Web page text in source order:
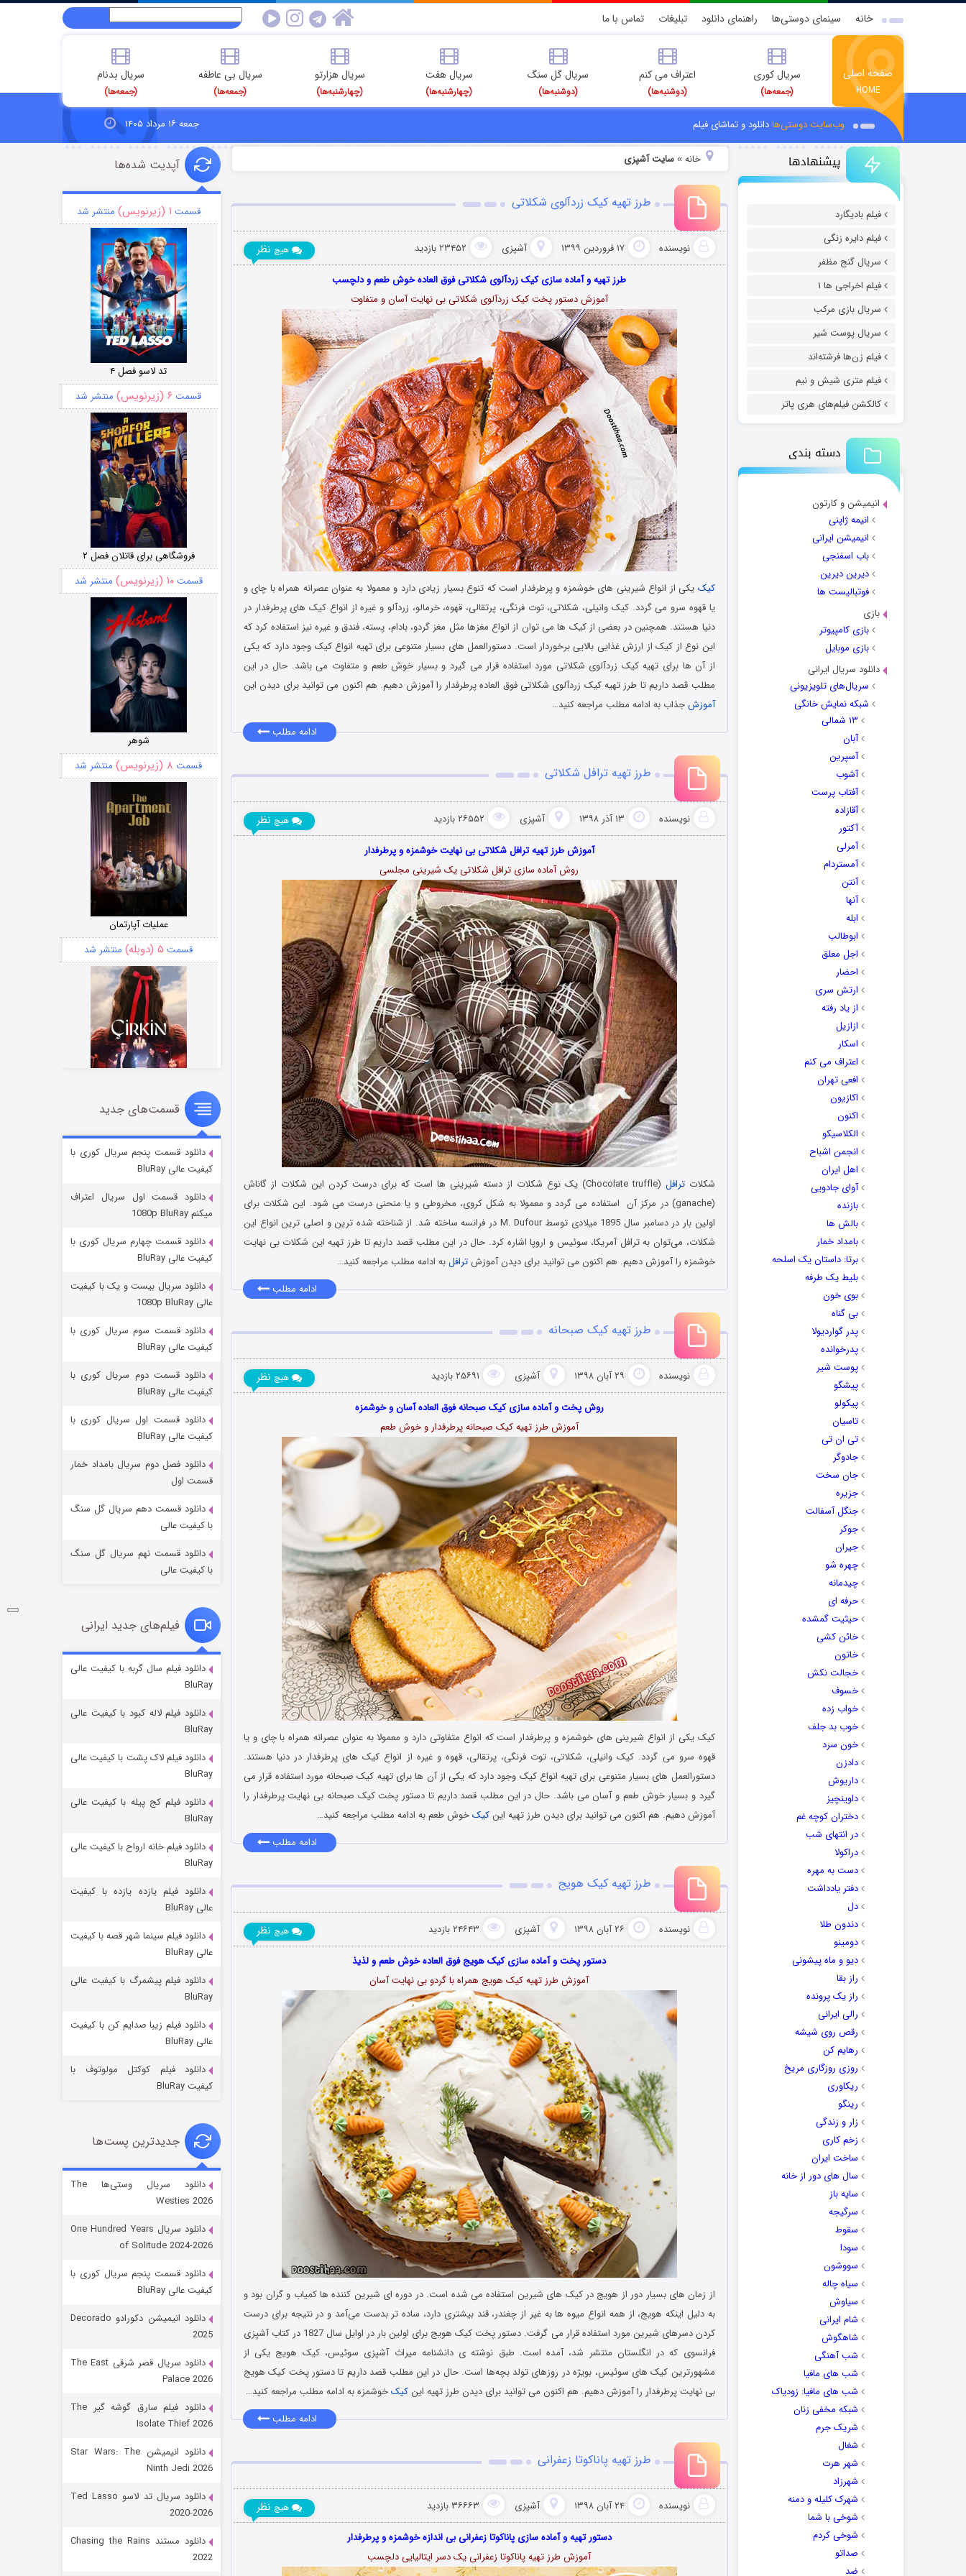
خانه سینمای دوستی‌ها راهنمای دانلود تبلیغات تماس با ما
صفحه اصلی
HOME
سریال کوری
(جمعه‌ها)
اعتراف می کنم
(دوشنبه‌ها)
سریال گل سنگ
(دوشنبه‌ها)
سریال هفت
(چهارشنبه‌ها)
سریال هزارتو
(چهارشنبه‌ها)
سریال بی عاطفه
(جمعه‌ها)
سریال بدنام
(جمعه‌ها)
وب‌سایت دوستی‌هادانلود و تماشای فیلم جمعه ۱۶ مرداد ۱۴۰۵
پیشنهادها
فیلم بادیگارد
فیلم دایره زنگی
سریال گنج مظفر
فیلم اخراجی ها ۱
سریال بازی مرکب
سریال پوست شیر
فیلم زن‌ها فرشته‌اند
فیلم متری شیش و نیم
کالکشن فیلم‌های هری پاتر
دسته بندی
انیمیشن و کارتون
انیمه ژاپنی
انیمیشن ایرانی
باب اسفنجی
دیرین دیرین
فوتبالیست ها
بازی
بازی کامپیوتر
بازی موبایل
دانلود سریال ایرانی
سریال‌های تلویزیونی
شبکه نمایش خانگی
۱۳ شمالی
آبان
آسپرین
آشوب
آفتاب پرست
آقازاده
آکتور
آمرلی
آمستردام
آنتن
آنها
ابله
ابوطالب
اجل معلق
احضار
ارتش سری
از یاد رفته
ازازیل
اسکار
اعتراف می کنم
افعی تهران
اکازیون
اکنون
الکلاسیکو
انجمن اشباح
اهل ایران
آوای جادویی
بازنده
بالش ها
بامداد خمار
برتا: داستان یک اسلحه
بلیط یک‌‌ طرفه
بوی خون
بی گناه
پدر گواردیولا
پدرخوانده
پوست شیر
پیشگو
پیکولو
تاسیان
تی ان تی
جادوگر
جان سخت
جزیره
جنگل آسفالت
جوکر
جیران
چهره شو
چیدمانه
حرفه ای
حیثیت گمشده
خائن کشی
خاتون
خجالت نکش
خسوف
خواب زده
خوب بد جلف
خون سرد
دادزن
داریوش
داوینچیز
دختران کوچه غم
در انتهای شب
دراکولا
دست به مهره
دفتر یادداشت
دل
دندون طلا
دومینو
دیو و ماه پیشونی
راز بقا
راز یک پرونده
رالی ایرانی
رقص روی شیشه
رهایم کن
روزی روزگاری مریخ
ریکاوری
رینگو
زار و زندگی
زخم کاری
ساخت ایران
سال های دور از خانه
سایه باز
سرگیجه
سقوط
سودا
سووشون
سیاه چاله
سیاوش
شام ایرانی
شاهگوش
شب آهنگی
شب های مافیا
شب های مافیا: زودیاک
شبکه مخفی زنان
شریک جرم
شغال
شهر هرت
شهرزاد
شهرک کلیله و دمنه
شوخی با شما
شوخی کردم
صداتو
ضد
خانه» سایت آشپزی
طرز تهیه کیک زردآلوی شکلاتی
نویسنده ۱۷ فروردین ۱۳۹۹ آشپزی ۲۳۴۵۲ بازدید هیچ نظر
طرز تهیه و آماده سازی کیک زردآلوی شکلاتی فوق العاده خوش طعم و دلچسب
آموزش دستور پخت کیک زردآلوی شکلاتی بی نهایت آسان و متفاوت
کیک یکی از انواع شیرینی های خوشمزه و پرطرفدار است که تنوع بسیار زیادی دارد و معمولا به عنوان عصرانه همراه با چای و
یا قهوه سرو می گردد. کیک وانیلی، شکلاتی، توت فرنگی، پرتقالی، قهوه، خرمالو، زردآلو و غیره از انواع کیک های پرطرفدار در
دنیا هستند. همچنین در بعضی از کیک ها می توان از انواع مغزها مثل مغز گردو، بادام، پسته، فندق و غیره نیز استفاده کرد که
این نوع از کیک از ارزش غذایی بالایی برخوردار است. دستورالعمل های بسیار متنوعی برای تهیه انواع کیک وجود دارد که یکی
از آن ها برای تهیه کیک زردآلوی شکلاتی مورد استفاده قرار می گیرد و بسیار خوش طعم و متفاوت می باشد. حال در این
مطلب قصد داریم تا طرز تهیه کیک زردآلوی شکلاتی فوق العاده پرطرفدار را آموزش دهیم. هم اکنون می توانید برای دیدن این
آموزشجذاب به ادامه مطلب مراجعه کنید…
ادامه مطلب
طرز تهیه ترافل شکلاتی
نویسنده ۱۳ آذر ۱۳۹۸ آشپزی ۲۶۵۵۲ بازدید هیچ نظر
آموزش طرز تهیه ترافل شکلاتی بی نهایت خوشمزه و پرطرفدار
روش آماده سازی ترافل شکلاتی یک شیرینی مجلسی
شکلاتترافل
(Chocolate truffle) یک نوع شکلات از دسته شیرینی‌ ها است که برای درست کردن این شکلات از گاناش
(ganache) در مرکز آن استفاده می گردد و معمولا به شکل کروی، مخروطی و یا منحنی درست می شود. این شکلات برای
اولین بار در دسامبر سال 1895 میلادی توسط M. Dufour در فرانسه ساخته شد. از شناخته ‌شده‌ ترین و اصلی‌ ترین انواع این
شکلات، می‌توان به ترافل آمریکا، سوئیس و اروپا اشاره کرد. حال در این مطلب قصد داریم تا طرز تهیه این شکلات بی نهایت
خوشمزه را آموزش دهیم. هم اکنون می توانید برای دیدن آموزشترافلبه ادامه مطلب مراجعه کنید…
ادامه مطلب
طرز تهیه کیک صبحانه
نویسنده ۲۹ آبان ۱۳۹۸ آشپزی ۲۵۶۹۱ بازدید هیچ نظر
روش پخت و آماده سازی کیک صبحانه فوق العاده آسان و خوشمزه
آموزش طرز تهیه کیک صبحانه پرطرفدار و خوش طعم
کیک یکی از انواع شیرینی های خوشمزه و پرطرفدار است که انواع متفاوتی دارد و معمولا به عنوان عصرانه همراه با چای و یا
قهوه سرو می گردد. کیک وانیلی، شکلاتی، توت فرنگی، پرتقالی، قهوه و غیره از انواع کیک های پرطرفدار در دنیا هستند.
دستورالعمل های بسیار متنوعی برای تهیه انواع کیک وجود دارد که یکی از آن ها برای تهیه کیک صبحانه مورد استفاده قرار می
گیرد و بسیار خوش طعم و آسان می باشد. حال در این مطلب قصد داریم تا دستور پخت کیک صبحانه بی نهایت پرطرفدار را
آموزش دهیم. هم اکنون می توانید برای دیدن طرز تهیه اینکیکخوش طعم به ادامه مطلب مراجعه کنید…
ادامه مطلب
طرز تهیه کیک هویج
نویسنده ۲۶ آبان ۱۳۹۸ آشپزی ۲۴۶۴۳ بازدید هیچ نظر
دستور پخت و آماده سازی کیک هویج فوق العاده خوش طعم و لذیذ
آموزش طرز تهیه کیک هویج همراه با گردو بی نهایت آسان
از زمان های بسیار دور از هویج در کیک‌ های شیرین استفاده می شده است. در دوره ‌ای شیرین ‌کننده‌ ها کمیاب و گران بود و
به دلیل اینکه هویج، از همه انواع میوه ها به غیر از چغندر، قند بیشتری دارد، ساده‌ تر بدست می‌آمد و در نتیجه برای درست
کردن دسرهای شیرین مورد استفاده قرار می گرفت. دستور پخت کیک هویج برای اولین بار در اوایل سال 1827 در کتاب آشپزی
فرانسوی که در انگلستان منتشر شد، آمده است. طبق نوشته ی دانشنامه میراث آشپزی سوئیس، کیک هویج یکی از
مشهورترین کیک ‌های سوئیس، بویژه در روزهای تولد بچه‌ها است. حال در این مطلب قصد داریم تا دستور پخت کیک هویج
بی نهایت پرطرفدار را آموزش دهیم. هم اکنون می توانید برای دیدن طرز تهیه اینکیکخوشمزه به ادامه مطلب مراجعه کنید…
ادامه مطلب
طرز تهیه پاناکوتا زعفرانی
نویسنده ۲۴ آبان ۱۳۹۸ آشپزی ۳۶۶۶۳ بازدید هیچ نظر
دستور تهیه و آماده سازی پاناکوتا زعفرانی بی اندازه خوشمزه و پرطرفدار
آموزش طرز تهیه پاناکوتا زعفرانی یک دسر ایتالیایی دلچسب
آپدیت شده‌ها
قسمت ۱ (زیرنویس) منتشر شد
تد لاسو فصل ۴
قسمت ۶ (زیرنویس) منتشر شد
فروشگاهی برای قاتلان فصل ۲
قسمت۱۰ (زیرنویس) منتشر شد
شوهر
قسمت ۸ (زیرنویس) منتشر شد
عملیات آپارتمان
قسمت ۵ (دوبله) منتشر شد
سریال زشت
قسمت۲ (زیرنویس) منتشر شد
مردگان متحرک: شهر مرده ۳
شکست استوارت در نجات جهان
قسمت ۷ (زیرنویس) منتشر شد
شوگر فصل ۲
قسمت
خاندان اژدها فصل ۳
جادوگری در مغولستان
قسمت۶ (زیرنویس)
رویایی برای تو
قسمت ۱۵ (دوبله)
قسمت‌های جدید
دانلود قسمت پنجم سریال کوری با
کیفیت عالی BluRay
دانلود قسمت اول سریال اعتراف
میکنم 1080p BluRay
دانلود قسمت چهارم سریال کوری با
کیفیت عالی BluRay
دانلود سریال بیست و یک با کیفیت
عالی 1080p BluRay
دانلود قسمت سوم سریال کوری با
کیفیت عالی BluRay
دانلود قسمت دوم سریال کوری با
کیفیت عالی BluRay
دانلود قسمت اول سریال کوری با
کیفیت عالی BluRay
دانلود فصل دوم سریال بامداد خمار
قسمت اول
دانلود قسمت دهم سریال گل سنگ
با کیفیت عالی
دانلود قسمت نهم سریال گل سنگ
با کیفیت عالی
فیلم‌های جدید ایرانی
دانلود فیلم سال گربه با کیفیت عالی
BluRay
دانلود فیلم لاله کبود با کیفیت عالی
BluRay
دانلود فیلم لاک پشت با کیفیت عالی
BluRay
دانلود فیلم کج‌ پیله با کیفیت عالی
BluRay
دانلود فیلم خانه ارواح با کیفیت عالی
BluRay
دانلود فیلم یازده یازده با کیفیت
عالی BluRay
دانلود فیلم سینما شهر قصه با کیفیت
عالی BluRay
دانلود فیلم پیشمرگ با کیفیت عالی
BluRay
دانلود فیلم زیبا صدایم کن با کیفیت
عالی BluRay
دانلود فیلم کوکتل مولوتوف با
کیفیت BluRay
جدیدترین پست‌ها
دانلود سریال وستی‌ها The
Westies 2026
دانلود سریال One Hundred Years
of Solitude 2024-2026
دانلود قسمت پنجم سریال کوری با
کیفیت عالی BluRay
دانلود انیمیشن دکورادو Decorado
2025
دانلود سریال قصر شرقی The East
Palace 2026
دانلود فیلم سارق گوشه گیر The
Isolate Thief 2026
دانلود انیمیشن Star Wars: The
Ninth Jedi 2026
دانلود سریال تد لاسو Ted Lasso
2020-2026
دانلود مستند Chasing the Rains
2022